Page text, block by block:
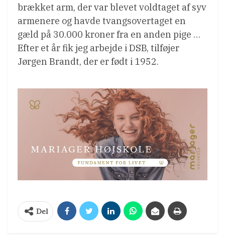
brækket arm, der var blevet voldtaget af syv
armenere og havde tvangsovertaget en
gæld på 30.000 kroner fra en anden pige …
Efter et år fik jeg arbejde i DSB, tilføjer
Jørgen Brandt, der er født i 1952.
Del